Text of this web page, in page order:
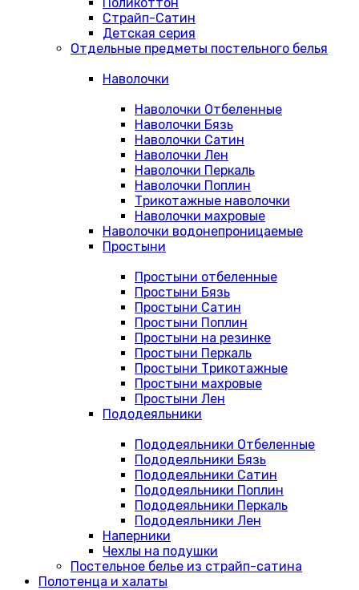
Страйп-Сатин
Детская серия
Отдельные предметы постельного белья
Наволочки
Наволочки Отбеленные
Наволочки Бязь
Наволочки Сатин
Наволочки Лен
Наволочки Перкаль
Наволочки Поплин
Трикотажные наволочки
Наволочки махровые
Наволочки водонепроницаемые
Простыни
Простыни отбеленные
Простыни Бязь
Простыни Сатин
Простыни Поплин
Простыни на резинке
Простыни Перкаль
Простыни Трикотажные
Простыни махровые
Простыни Лен
Пододеяльники
Пододеяльники Отбеленные
Пододеяльники Бязь
Пододеяльники Сатин
Пододеяльники Поплин
Пододеяльники Перкаль
Пододеяльники Лен
Наперники
Чехлы на подушки
Постельное белье из страйп-сатина
Полотенца и халаты